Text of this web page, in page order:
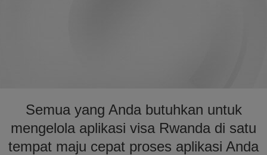
Semua yang Anda butuhkan untuk
mengelola aplikasi visa Rwanda di satu
tempat maju cepat proses aplikasi Anda